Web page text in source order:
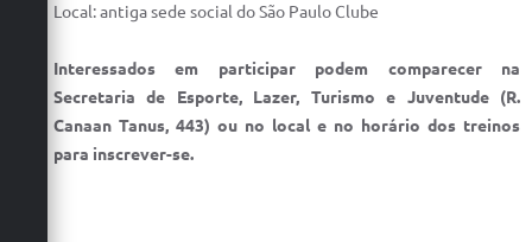
Local: antiga sede social do São Paulo Clube
Interessados em participar podem comparecer na
Secretaria de Esporte, Lazer, Turismo e Juventude (R.
Canaan Tanus, 443) ou no local e no horário dos treinos
para inscrever-se.